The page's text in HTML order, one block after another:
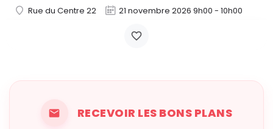
Rue du Centre 22 21 novembre 2026 9h00 - 10h00
RECEVOIR LES BONS PLANS